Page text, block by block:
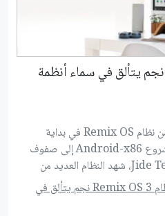
نظام Remix OS 3 نجم يتألق في سماء أنظمة
منذ إطلاق الإصدار الأول من نظام Remix OS في بداية
2016، ثم ضم مؤسس مشروع Android-x86 إلى صفوف
فريق تطوير Jide Technology، شهد النظام العديد من
منه الخيار الأفضل لتشغيل نظام
Read more about نظام Remix OS 3 نجم يتألق في